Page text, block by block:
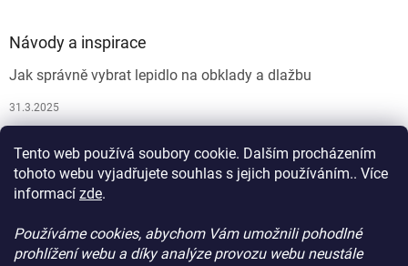
Tento web používá soubory cookie. Dalším procházením
tohoto webu vyjadřujete souhlas s jejich používáním.. Více
informací zde.
Používáme cookies, abychom Vám umožnili pohodlné
prohlížení webu a díky analýze provozu webu neustále
Návody a inspirace
Jak správně vybrat lepidlo na obklady a dlažbu
31.3.2025